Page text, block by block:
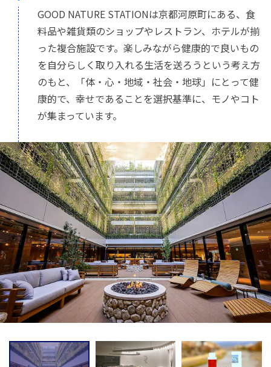
GOOD NATURE STATIONは京都河原町にある、食
料品や雑貨類のショップやレストラン、ホテルが揃
った複合施設です。楽しみながら健康的で良いもの
を自分らしく取り入れる生活を送ろうという考え方
のもと、「体・心・地域・社会・地球」にとって健
康的で、幸せであることを選択基準に、モノやコト
が集まっています。